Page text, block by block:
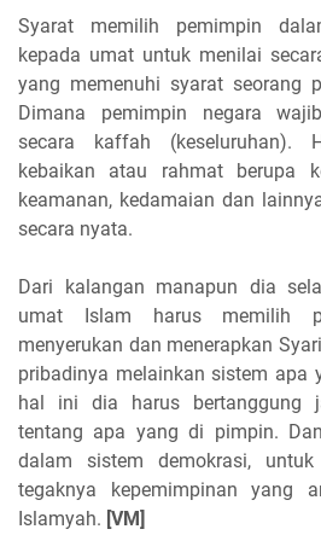
Syarat memilih pemimpin
kepada umat untuk menilai
yang memenuhi syarat seorang
Dimana pemimpin negara
secara kaffah (keseluruhan).
kebaikan atau rahmat berupa
keamanan, kedamaian dan
secara nyata.
Dari kalangan manapun dia
umat Islam harus memilih
menyerukan dan menerapkan
pribadinya melainkan sistem apa
hal ini dia harus bertanggung
tentang apa yang di pimpin.
dalam sistem demokrasi,
tegaknya kepemimpinan yang
Islamyah. [VM]